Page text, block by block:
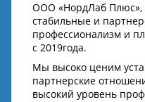
ООО «НордЛаб Плюс»,
стабильные и
профессионализм и
с 2019года.
Мы высоко ценим
партнерские
высокий уровень